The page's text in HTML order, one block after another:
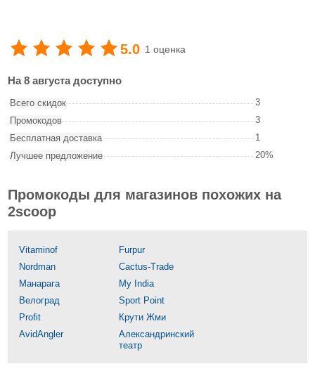
5.0 1 оценка
На 8 августа доступно
Всего скидок
3
Промокодов
3
Бесплатная доставка
1
Лучшее предложение
20%
Промокоды для магазинов похожих на
2scoop
Vitaminof
Furpur
Nordman
Cactus-Trade
Манарага
My India
Велоград
Sport Point
Profit
Крути Жми
AvidAngler
Александринский
театр